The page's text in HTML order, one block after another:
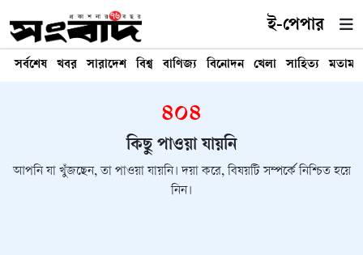
ই-পেপার
সর্বশেষ খবর সারাদেশ বিশ্ব বাণিজ্য বিনোদন খেলা সাহিত্য মতামত
৪০৪
কিছু পাওয়া যায়নি
আপনি যা খুঁজছেন, তা পাওয়া যায়নি। দয়া করে, বিষয়টি সম্পর্কে নিশ্চিত হয়ে
নিন।